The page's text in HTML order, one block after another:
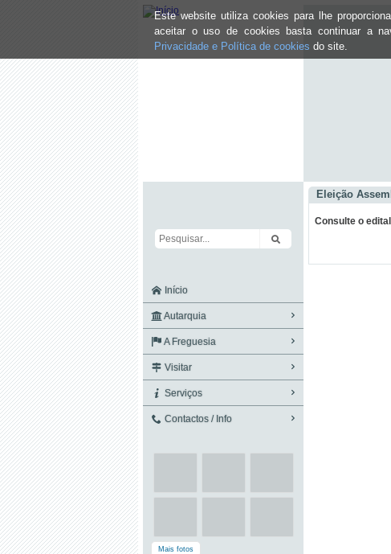
Este website utiliza cookies para lhe
aceitar o uso de cookies basta continuar a
Privacidade e Política de cookies do site.
Início
Autarquia
A Freguesia
Visitar
Serviços
Contactos / Info
Mais fotos
Eleição
Consulte o